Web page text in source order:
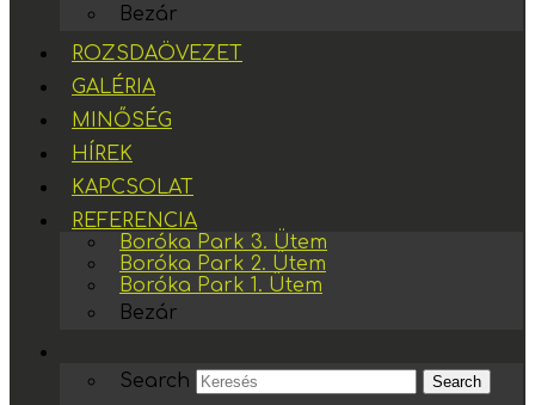
Bezár
ROZSDAÖVEZET
GALÉRIA
MINŐSÉG
HÍREK
KAPCSOLAT
REFERENCIA
Boróka Park 3. Ütem
Boróka Park 2. Ütem
Boróka Park 1. Ütem
Bezár
Search Search